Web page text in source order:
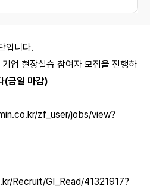
입니다.
업 현장실습 참여자 모집을 진행하
(금일 마감)
zf_user/jobs/view?
Recruit/GI_Read/41321917?